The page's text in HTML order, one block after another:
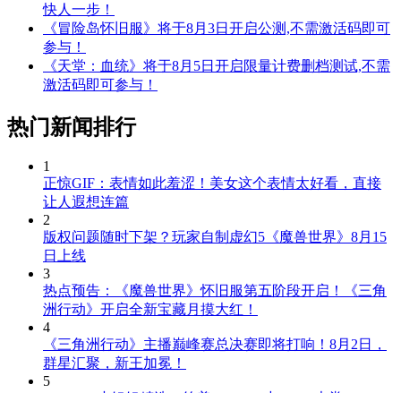
快人一步！
《冒险岛怀旧服》将于8月3日开启公测,不需激活码即可
参与！
《天堂：血统》将于8月5日开启限量计费删档测试,不需
激活码即可参与！
热门新闻排行
1
正惊GIF：表情如此羞涩！美女这个表情太好看，直接
让人遐想连篇
2
版权问题随时下架？玩家自制虚幻5《魔兽世界》8月15
日上线
3
热点预告：《魔兽世界》怀旧服第五阶段开启！《三角
洲行动》开启全新宝藏月摸大红！
4
《三角洲行动》主播巅峰赛总决赛即将打响！8月2日，
群星汇聚，新王加冕！
5